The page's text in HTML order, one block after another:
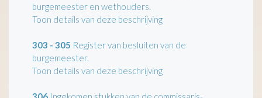
burgemeester en wethouders.
Toon details van deze beschrijving
303 - 305 Register van besluiten van de
burgemeester.
Toon details van deze beschrijving